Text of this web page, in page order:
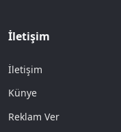
İletişim
İletişim
Künye
Reklam Ver